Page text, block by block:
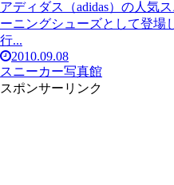
アディダス（adidas）の人気
ーニングシューズとして登場
行...
2010.09.08
スニーカー写真館
スポンサーリンク